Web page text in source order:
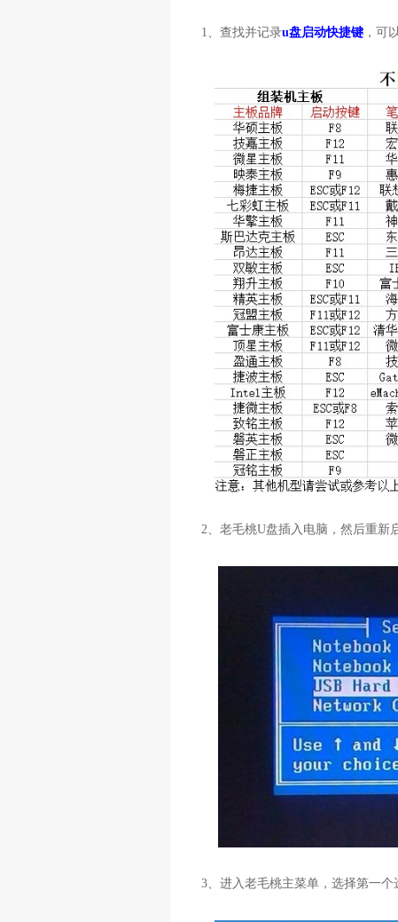
1 、查找并记录u盘启动快捷键 ，可
2、老毛桃U盘插入电脑，然后重新
3、进入老毛桃主菜单，选择第一个